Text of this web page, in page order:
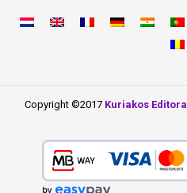
Copyright ©2017 Kuriakos Editora